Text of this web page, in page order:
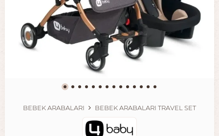
BEBEK ARABALARI BEBEK ARABALARI TRAVEL SET